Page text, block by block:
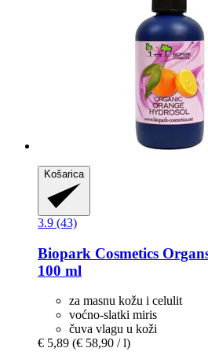
Košarica
3.9 (43)
Biopark Cosmetics
100 ml
za masnu kožu i celulit
voćno-slatki miris
čuva vlagu u koži
€ 5,89 (€ 58,90 / l)